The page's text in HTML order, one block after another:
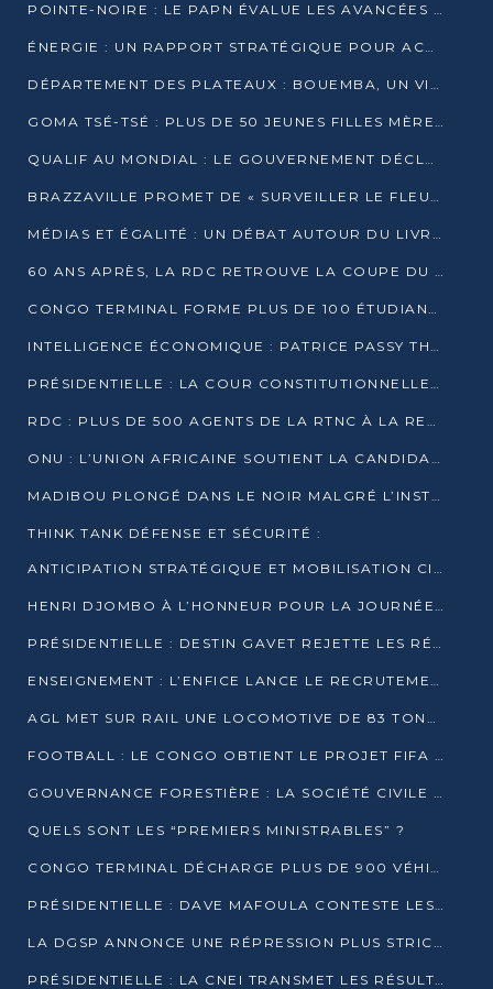
POINTE-NOIRE : LE PAPN ÉVALUE LES AVANCÉES DU MÔLE EST
ÉNERGIE : UN RAPPORT STRATÉGIQUE POUR ACCÉLÉRER LA TRANSITION AU CONGO
DÉPARTEMENT DES PLATEAUX : BOUEMBA, UN VIVIER ÉCONOMIQUE PRÊT À EXPLOSER
GOMA TSÉ-TSÉ : PLUS DE 50 JEUNES FILLES MÈRES SENSIBILISÉES À LA SANTÉ SEXUELLE
QUALIF AU MONDIAL : LE GOUVERNEMENT DÉCLARE LA JOURNÉE DU 1ER AVRIL 2026 CHÔMÉE ET PAYÉE
BRAZZAVILLE PROMET DE « SURVEILLER LE FLEUVE » APRÈS LA QUALIFICATION DE LA RDC AU MONDIAL
MÉDIAS ET ÉGALITÉ : UN DÉBAT AUTOUR DU LIVRE « CES FEMMES QUI REPRENNENT LE POUVOIR SUR LEUR VIE »
60 ANS APRÈS, LA RDC RETROUVE LA COUPE DU MONDE
CONGO TERMINAL FORME PLUS DE 100 ÉTUDIANTS AUX TECHNIQUES D’EMBAUCHE
INTELLIGENCE ÉCONOMIQUE : PATRICE PASSY THÉORISE UNE STRATÉGIE ADAPTÉE AUX CONTEXTES FRAGMENTÉS
PRÉSIDENTIELLE : LA COUR CONSTITUTIONNELLE CONFIRME LA VICTOIRE DE SASSOU NGUESSO AVEC 94,90 % DES SUFFRAGES
RDC : PLUS DE 500 AGENTS DE LA RTNC À LA RETRAITE, UNE PAGE SE TOURNE
ONU : L’UNION AFRICAINE SOUTIENT LA CANDIDATURE DE MACKY SALL
MADIBOU PLONGÉ DANS LE NOIR MALGRÉ L’INSTALLATION D’UN NOUVEAU TRANSFORMATEUR
THINK TANK DÉFENSE ET SÉCURITÉ :
ANTICIPATION STRATÉGIQUE ET MOBILISATION CITOYENNE POUR NOTRE SOUVERAINETÉ NATIONALE
HENRI DJOMBO À L’HONNEUR POUR LA JOURNÉE MONDIALE DU THÉÂTRE
PRÉSIDENTIELLE : DESTIN GAVET REJETTE LES RÉSULTATS ET APPELLE À UN DIALOGUE NATIONAL
ENSEIGNEMENT : L’ENFICE LANCE LE RECRUTEMENT DE SA PREMIÈRE PROMOTION DE PROFESSEURS DES ÉCOLES
AGL MET SUR RAIL UNE LOCOMOTIVE DE 83 TONNES À POINTE-NOIRE
FOOTBALL : LE CONGO OBTIENT LE PROJET FIFA ARENA POUR SES 15 DÉPARTEMENTS
GOUVERNANCE FORESTIÈRE : LA SOCIÉTÉ CIVILE CONGOLAISE AFFICHE SES PRIORITÉS POUR 2026
QUELS SONT LES “PREMIERS MINISTRABLES” ?
CONGO TERMINAL DÉCHARGE PLUS DE 900 VÉHICULES EN QUELQUES HEURES
PRÉSIDENTIELLE : DAVE MAFOULA CONTESTE LES RÉSULTATS PROVISOIRES
LA DGSP ANNONCE UNE RÉPRESSION PLUS STRICTE CONTRE LES MOTO-TAXIS
PRÉSIDENTIELLE : LA CNEI TRANSMET LES RÉSULTATS PROVISOIRES À LA COUR CONSTITUTIONNELLE